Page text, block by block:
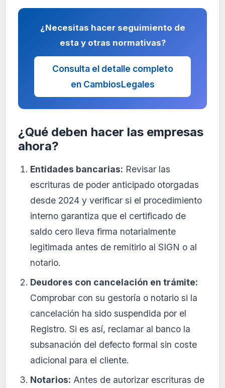
¿Necesitas hacer seguimiento de
esta y otras normativas?
Consulta el detalle completo
en CambiosLegales
¿Qué deben hacer las empresas
ahora?
Entidades bancarias: Revisar las
escrituras de poder anticipado otorgadas
desde 2024 y verificar si el procedimiento
interno garantiza que el certificado de
saldo cero lleva firma notarialmente
legitimada antes de remitirlo al SIGN o al
notario.
Deudores con cancelación en trámite:
Comprobar con su gestoría o notario si la
cancelación ha sido suspendida por el
Registro. Si es así, reclamar al banco la
subsanación del defecto formal sin coste
adicional para el cliente.
Notarios: Antes de autorizar escrituras de